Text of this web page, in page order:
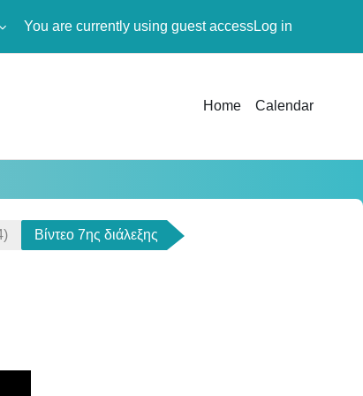
You are currently using guest accessLog in
Home Calendar
Βίντεο 7ης διάλεξης